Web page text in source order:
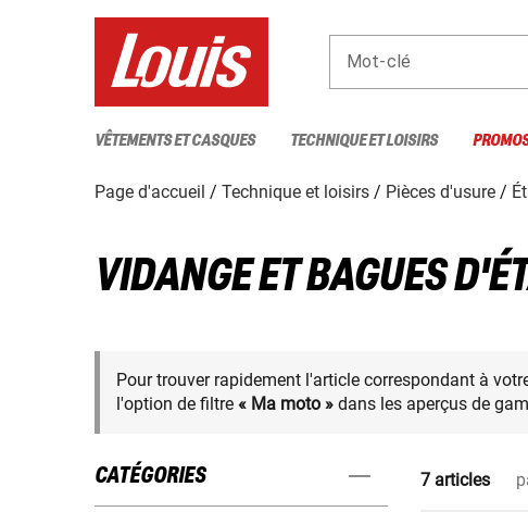
Mot-clé
VÊTEMENTS ET CASQUES TECHNIQUE ET LOISIRS
Page d'accueil Technique et loisirs Pièces d'usure
VIDANGE ET BAGUES
Pour trouver rapidement l'article correspondant à
l'option de filtre « Ma moto » dans les aperçus de
CATÉGORIES 7 articles